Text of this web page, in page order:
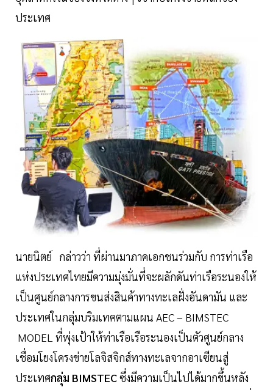
ประเทศ
นายนิตย์ กล่าวว่า ที่ผ่านมาภาคเอกชนร่วมกับ การท่าเรือ
แห่งประเทศไทยมีความมุ่งมั่นที่จะผลักดันท่าเรือระนองให้
เป็นศูนย์กลางการขนส่งสินค้าทางทะเลฝั่งอันดามัน และ
ประเทศในกลุ่มบริมเทคตามแผน AEC – BIMSTEC
MODEL ที่พุ่งเป้าให้ท่าเรือเรือระนองเป็นตัวศูนย์กลาง
เชื่อมโยงโครงข่ายโลจิสจิกส์ทางทะเลจากอาเซียนสู่
ประเทศกลุ่ม BIMSTECซึ่งมีความเป็นไปได้มากขึ้นหลัง